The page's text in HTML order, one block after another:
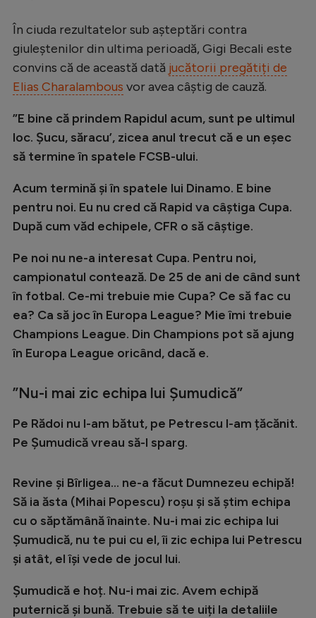
Stranieri
Clasamente
Tenis
Handbal
Formula 1
Gimnastică
Auto
Rugby
Ciclism
Alte sporturi
JO 2024
JO 2026
Intră în cont
Creează cont
În ciuda rezultatelor sub așteptări contra
giuleștenilor din ultima perioadă, Gigi Becali este
convins că de această dată jucătorii pregătiți de
Elias Charalambous vor avea câștig de cauză.
”E bine că prindem Rapidul acum, sunt pe ultimul
loc. Șucu, săracu’, zicea anul trecut că e un eșec
să termine în spatele FCSB-ului.
Acum termină și în spatele lui Dinamo. E bine
pentru noi. Eu nu cred că Rapid va câștiga Cupa.
După cum văd echipele, CFR o să câștige.
Pe noi nu ne-a interesat Cupa. Pentru noi,
campionatul contează. De 25 de ani de când sunt
în fotbal. Ce-mi trebuie mie Cupa? Ce să fac cu
ea? Ca să joc în Europa League? Mie îmi trebuie
Champions League. Din Champions pot să ajung
în Europa League oricând, dacă e.
”Nu-i mai zic echipa lui Șumudică”
Pe Rădoi nu l-am bătut, pe Petrescu l-am țăcănit.
Pe Șumudică vreau să-l sparg.
Revine și Bîrligea… ne-a făcut Dumnezeu echipă!
Să ia ăsta (Mihai Popescu) roșu și să știm echipa
cu o săptămână înainte. Nu-i mai zic echipa lui
Șumudică, nu te pui cu el, îi zic echipa lui Petrescu
și atât, el își vede de jocul lui.
Șumudică e hoț. Nu-i mai zic. Avem echipă
puternică și bună. Trebuie să te uiți la detaliile